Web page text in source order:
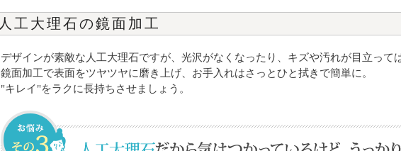
人工大理石の鏡面加工
デザインが素敵な人工大理石ですが、光沢がなくなったり、キズや汚れが目立って
鏡面加工で表面をツヤツヤに磨き上げ、お手入れはさっとひと拭きで簡単に。
"キレイ"をラクに長持ちさせましょう。